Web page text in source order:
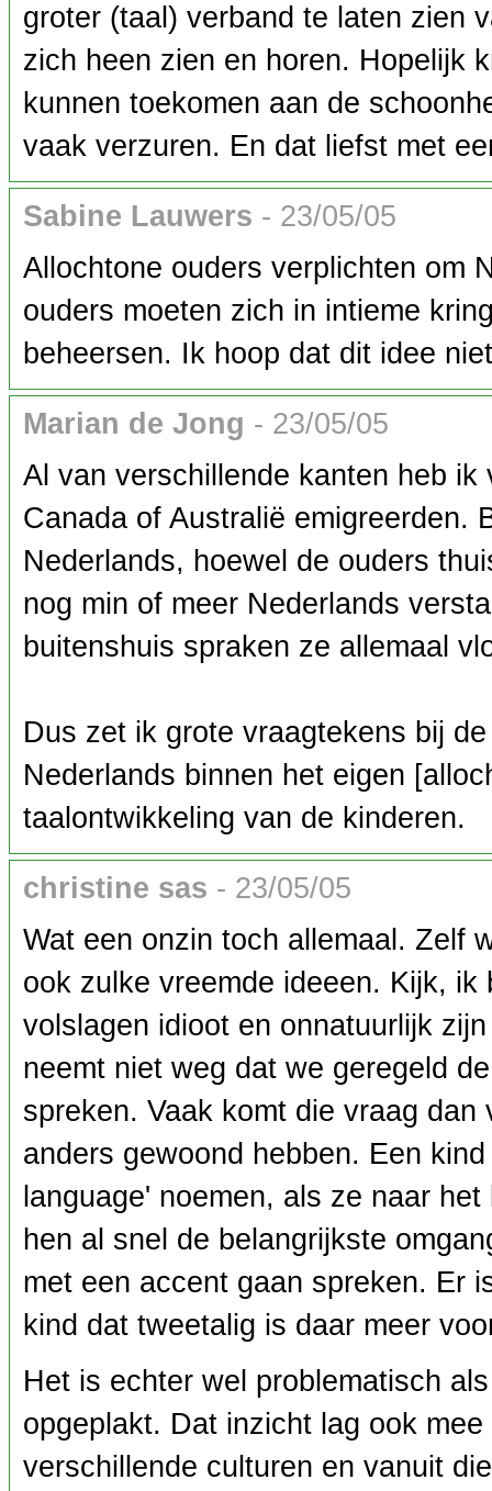
groter (taal) verband te laten zien
zich heen zien en horen. Hopelijk
kunnen toekomen aan de
vaak verzuren. En dat liefst met
Sabine Lauwers - 23/05/05
Allochtone ouders verplichten om
ouders moeten zich in intieme
beheersen. Ik hoop dat dit idee
Marian de Jong - 23/05/05
Al van verschillende kanten heb
Canada of Australië emigreerden.
Nederlands, hoewel de ouders
nog min of meer Nederlands
buitenshuis spraken ze allemaal
Dus zet ik grote vraagtekens bij
Nederlands binnen het eigen
taalontwikkeling van de kinderen.
christine sas - 23/05/05
Wat een onzin toch allemaal. Zelf
ook zulke vreemde ideeen. Kijk,
volslagen idioot en onnatuurlijk
neemt niet weg dat we geregeld
spreken. Vaak komt die vraag
anders gewoond hebben. Een
language' noemen, als ze naar
hen al snel de belangrijkste
met een accent gaan spreken. Er
kind dat tweetalig is daar meer
Het is echter wel problematisch
opgeplakt. Dat inzicht lag ook
verschillende culturen en vanuit